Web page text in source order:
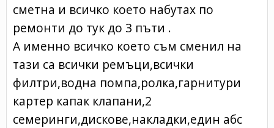
сметна и всичко което набутах по
ремонти до тук до 3 пъти .
А именно всичко което съм сменил на
тази са всички ремъци,всички
филтри,водна помпа,ролка,гарнитури
картер капак клапани,2
семеринги,дискове,накладки,един абс